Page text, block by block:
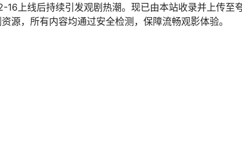
上线后持续引发观剧热潮。现已由本站收录并上传至
源，所有内容均通过安全检测，保障流畅观影体验。